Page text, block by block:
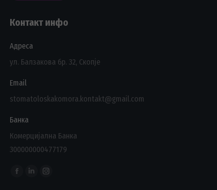
Контакт инфо
Адреса
ул. Балзакова бр. 32, Скопје
Email
stomatoloskakomora.kontakt@gmail.com
Банка
Комерцијална Банка
300000000477179
Find us on:
Facebook
LinkedinInstagram